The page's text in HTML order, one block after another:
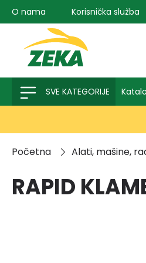
pretragu Preskoči na
O nama Korisnička služba
SVE KATEGORIJE
Početna Alati, mašine,
RAPID